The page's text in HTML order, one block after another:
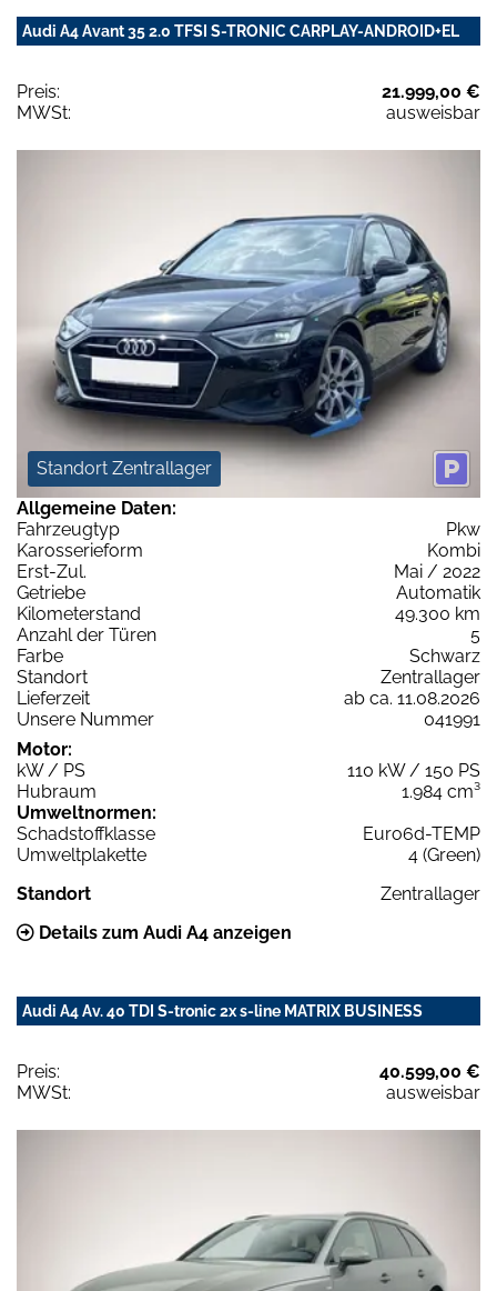
Audi A4 Avant 35 2.0 TFSI S-TRONIC CARPLAY-ANDROID+EL
Preis:
21.999,00 €
MWSt:
ausweisbar
Standort Zentrallager
Allgemeine Daten:
Fahrzeugtyp
Pkw
Karosserieform
Kombi
Erst-Zul.
Mai / 2022
Getriebe
Automatik
Kilometerstand
49.300 km
Anzahl der Türen
5
Farbe
Schwarz
Standort
Zentrallager
Lieferzeit
ab ca. 11.08.2026
Unsere Nummer
041991
Motor:
kW / PS
110 kW / 150 PS
Hubraum
1.984 cm³
Umweltnormen:
Schadstoffklasse
Euro6d-TEMP
Umweltplakette
4 (Green)
Standort
Zentrallager
Details zum Audi A4 anzeigen
Audi A4 Av. 40 TDI S-tronic 2x s-line MATRIX BUSINESS
Preis:
40.599,00 €
MWSt:
ausweisbar